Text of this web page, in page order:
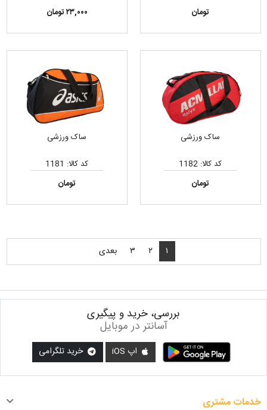
تومان
۲۳,۰۰۰ تومان
ساک ورزشی
کد کالا: 1182
تومان
ساک ورزشی
کد کالا: 1181
تومان
۱ ۲ ۳ بعدی
بررسی، خرید و پیگیری
آسانتر در موبایل
اپ iOS خرید تلگرامی
خدمات مشتری